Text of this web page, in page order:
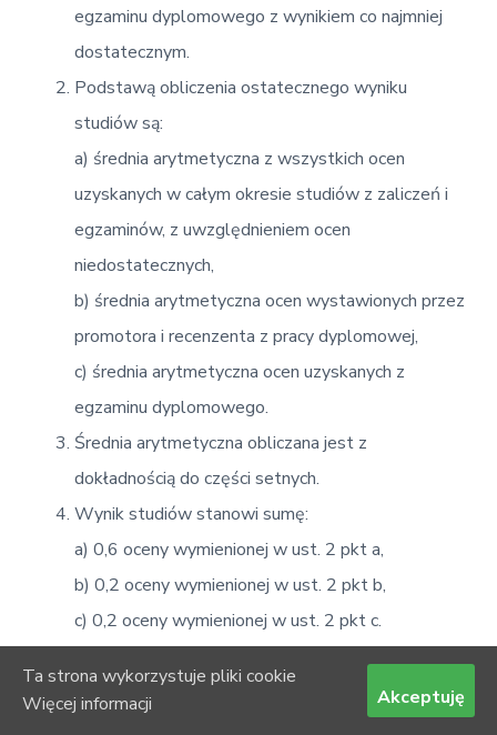
egzaminu dyplomowego z wynikiem co najmniej
dostatecznym.
Podstawą obliczenia ostatecznego wyniku
studiów są:
a) średnia arytmetyczna z wszystkich ocen
uzyskanych w całym okresie studiów z zaliczeń i
egzaminów, z uwzględnieniem ocen
niedostatecznych,
b) średnia arytmetyczna ocen wystawionych przez
promotora i recenzenta z pracy dyplomowej,
c) średnia arytmetyczna ocen uzyskanych z
egzaminu dyplomowego.
Średnia arytmetyczna obliczana jest z
dokładnością do części setnych.
Wynik studiów stanowi sumę:
a) 0,6 oceny wymienionej w ust. 2 pkt a,
b) 0,2 oceny wymienionej w ust. 2 pkt b,
c) 0,2 oceny wymienionej w ust. 2 pkt c.
przeniesienia się studenta w trakcie studiów na
Ta strona wykorzystuje pliki cookie
Więcej informacji
Akceptuję